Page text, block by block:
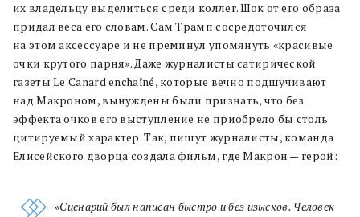
их владельцу выделиться среди коллег. Шок от его образа
придал веса его словам. Сам Трамп сосредоточился
на этом аксессуаре и не преминул упомянуть «красивые
очки крутого парня». Даже журналисты сатирической
газеты Le Canard enchaîné, которые вечно подшучивают
над Макроном, вынуждены были признать, что без
эффекта очков его выступление не приобрело бы столь
цитируемый характер. Так, пишут журналисты, команда
Елисейского дворца создала фильм, где Макрон — герой:
«Сценарий был написан быстро и без изысков. Человек